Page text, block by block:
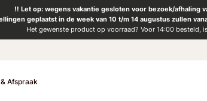
!! Let op: wegens vakantie gesloten voor bezoek/afhaling
geplaatst in de week van 10 t/m 14 augustus zullen
Het gewenste product op voorraad? Voor 14:00 besteld,
Afspraak